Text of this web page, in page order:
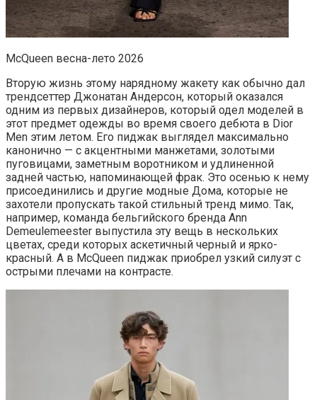
McQueen весна-лето 2026
Вторую жизнь этому нарядному жакету как обычно дал
трендсеттер Джонатан Андерсон, который оказался
одним из первых дизайнеров, который одел моделей в
этот предмет одежды во время своего дебюта в Dior
Men этим летом. Его пиджак выглядел максимально
канонично — с акцентными манжетами, золотыми
пуговицами, заметным воротником и удлиненной
задней частью, напоминающей фрак. Это осенью к нему
присоединились и другие модные Дома, которые не
захотели пропускать такой стильный тренд мимо. Так,
например, команда бельгийского бренда Ann
Demeulemeester выпустила эту вещь в нескольких
цветах, среди которых аскетичный черный и ярко-
красный. А в McQueen пиджак приобрел узкий силуэт с
острыми плечами на контрасте.